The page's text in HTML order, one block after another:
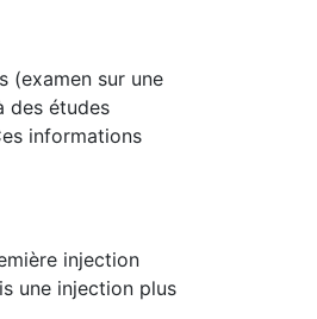
(examen sur une
des études
informations
injection
une injection plus